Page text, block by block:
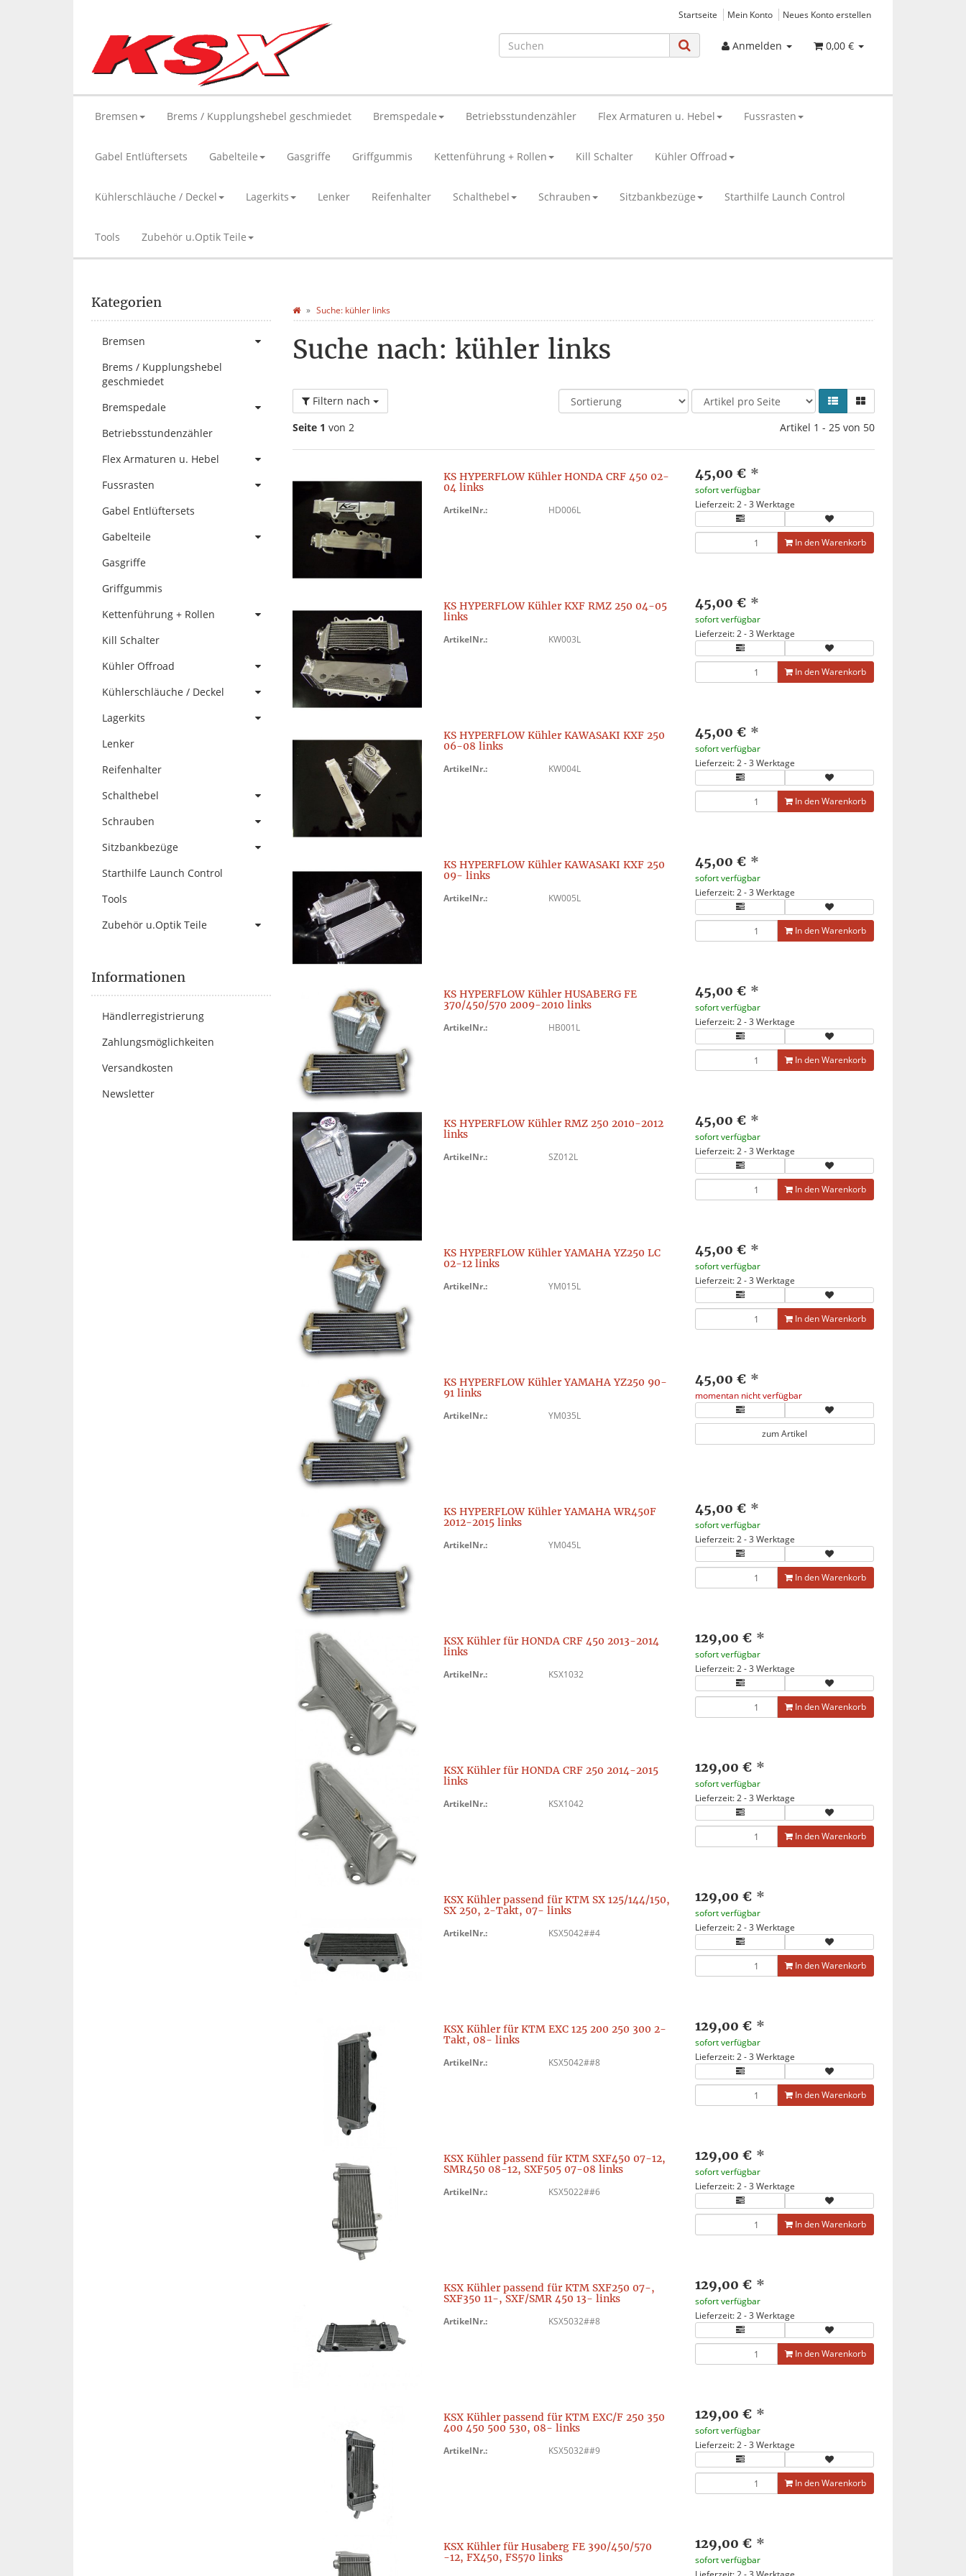
Startseite Mein Konto Neues Konto erstellen
Anmelden 0,00 €
Bremsen Brems / Kupplungshebel geschmiedet Bremspedale Betriebsstundenzähler Flex Armaturen u. Hebel Fussrasten
Gabel Entlüftersets Gabelteile Gasgriffe Griffgummis Kettenführung + Rollen Kill Schalter Kühler Offroad
Kühlerschläuche / Deckel Lagerkits Lenker Reifenhalter Schalthebel Schrauben Sitzbankbezüge Starthilfe Launch Control
Tools Zubehör u.Optik Teile
Suche: kühler links
Suche nach: kühler links
Filtern nach
Seite 1 von 2 Artikel 1 - 25 von 50
KS HYPERFLOW Kühler HONDA CRF 450 02-
04 links
ArtikelNr.: HD006L
45,00 € *
sofort verfügbar
Lieferzeit: 2 - 3 Werktage
In den Warenkorb
KS HYPERFLOW Kühler KXF RMZ 250 04-05
links
ArtikelNr.: KW003L
45,00 € *
sofort verfügbar
Lieferzeit: 2 - 3 Werktage
In den Warenkorb
KS HYPERFLOW Kühler KAWASAKI KXF 250
06-08 links
ArtikelNr.: KW004L
45,00 € *
sofort verfügbar
Lieferzeit: 2 - 3 Werktage
In den Warenkorb
KS HYPERFLOW Kühler KAWASAKI KXF 250
09- links
ArtikelNr.: KW005L
45,00 € *
sofort verfügbar
Lieferzeit: 2 - 3 Werktage
In den Warenkorb
KS HYPERFLOW Kühler HUSABERG FE
370/450/570 2009-2010 links
ArtikelNr.: HB001L
45,00 € *
sofort verfügbar
Lieferzeit: 2 - 3 Werktage
In den Warenkorb
KS HYPERFLOW Kühler RMZ 250 2010-2012
links
ArtikelNr.: SZ012L
45,00 € *
sofort verfügbar
Lieferzeit: 2 - 3 Werktage
In den Warenkorb
KS HYPERFLOW Kühler YAMAHA YZ250 LC
02-12 links
ArtikelNr.: YM015L
45,00 € *
sofort verfügbar
Lieferzeit: 2 - 3 Werktage
In den Warenkorb
KS HYPERFLOW Kühler YAMAHA YZ250 90-
91 links
ArtikelNr.: YM035L
45,00 € *
momentan nicht verfügbar
zum Artikel
KS HYPERFLOW Kühler YAMAHA WR450F
2012-2015 links
ArtikelNr.: YM045L
45,00 € *
sofort verfügbar
Lieferzeit: 2 - 3 Werktage
In den Warenkorb
KSX Kühler für HONDA CRF 450 2013-2014
links
ArtikelNr.: KSX1032
129,00 € *
sofort verfügbar
Lieferzeit: 2 - 3 Werktage
In den Warenkorb
KSX Kühler für HONDA CRF 250 2014-2015
links
ArtikelNr.: KSX1042
129,00 € *
sofort verfügbar
Lieferzeit: 2 - 3 Werktage
In den Warenkorb
KSX Kühler passend für KTM SX 125/144/150,
SX 250, 2-Takt, 07- links
ArtikelNr.: KSX5042##4
129,00 € *
sofort verfügbar
Lieferzeit: 2 - 3 Werktage
In den Warenkorb
KSX Kühler für KTM EXC 125 200 250 300 2-
Takt, 08- links
ArtikelNr.: KSX5042##8
129,00 € *
sofort verfügbar
Lieferzeit: 2 - 3 Werktage
In den Warenkorb
KSX Kühler passend für KTM SXF450 07-12,
SMR450 08-12, SXF505 07-08 links
ArtikelNr.: KSX5022##6
129,00 € *
sofort verfügbar
Lieferzeit: 2 - 3 Werktage
In den Warenkorb
KSX Kühler passend für KTM SXF250 07-,
SXF350 11-, SXF/SMR 450 13- links
ArtikelNr.: KSX5032##8
129,00 € *
sofort verfügbar
Lieferzeit: 2 - 3 Werktage
In den Warenkorb
KSX Kühler passend für KTM EXC/F 250 350
400 450 500 530, 08- links
ArtikelNr.: KSX5032##9
129,00 € *
sofort verfügbar
Lieferzeit: 2 - 3 Werktage
In den Warenkorb
KSX Kühler für Husaberg FE 390/450/570
-12, FX450, FS570 links
129,00 € *
sofort verfügbar
Kategorien
Bremsen
Brems / Kupplungshebel
geschmiedet
Bremspedale
Betriebsstundenzähler
Flex Armaturen u. Hebel
Fussrasten
Gabel Entlüftersets
Gabelteile
Gasgriffe
Griffgummis
Kettenführung + Rollen
Kill Schalter
Kühler Offroad
Kühlerschläuche / Deckel
Lagerkits
Lenker
Reifenhalter
Schalthebel
Schrauben
Sitzbankbezüge
Starthilfe Launch Control
Tools
Zubehör u.Optik Teile
Informationen
Händlerregistrierung
Zahlungsmöglichkeiten
Versandkosten
Newsletter